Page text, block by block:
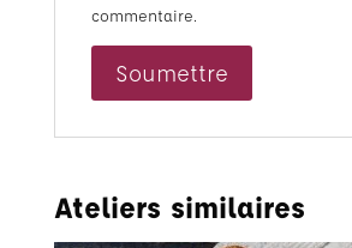
commentaire.
Ateliers similaires